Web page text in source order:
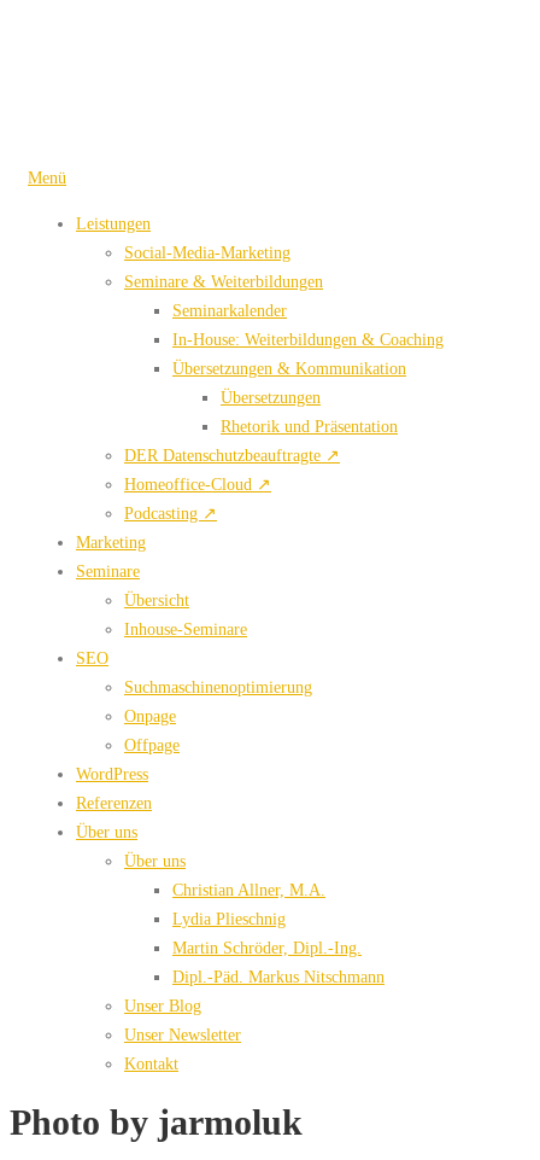
Menü
Leistungen
Social-Media-Marketing
Seminare & Weiterbildungen
Seminarkalender
In-House: Weiterbildungen & Coaching
Übersetzungen & Kommunikation
Übersetzungen
Rhetorik und Präsentation
DER Datenschutzbeauftragte ↗
Homeoffice-Cloud ↗
Podcasting ↗
Marketing
Seminare
Übersicht
Inhouse-Seminare
SEO
Suchmaschinenoptimierung
Onpage
Offpage
WordPress
Referenzen
Über uns
Über uns
Christian Allner, M.A.
Lydia Plieschnig
Martin Schröder, Dipl.-Ing.
Dipl.-Päd. Markus Nitschmann
Unser Blog
Unser Newsletter
Kontakt
Photo by jarmoluk